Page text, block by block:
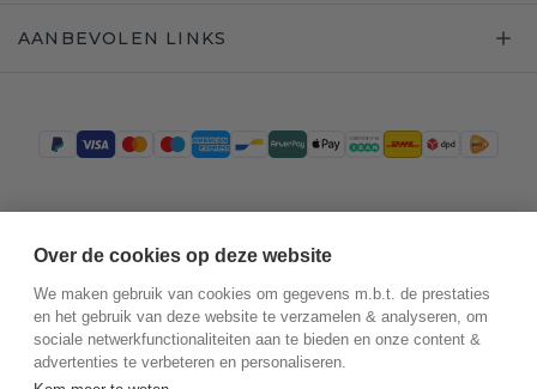
AANBEVOLEN LINKS
Over de cookies op deze website
We maken gebruik van cookies om gegevens m.b.t. de prestaties
en het gebruik van deze website te verzamelen & analyseren, om
sociale netwerkfunctionaliteiten aan te bieden en onze content &
advertenties te verbeteren en personaliseren.